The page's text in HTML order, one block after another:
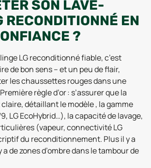
SON LAVE-
RECONDITIONNÉ EN
?
LG reconditionné fiable, c’est
de bon sens – et un peu de flair,
les chaussettes rouges dans une
règle d’or : s’assurer que la
détaillant le modèle , la gamme
LG EcoHybrid…), la capacité de lavage,
(vapeur, connectivité LG
du reconditionnement. Plus il y a
a de zones d’ombre dans le tambour de